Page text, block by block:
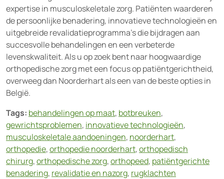
expertise in musculoskeletale zorg. Patiënten waarderen
de persoonlijke benadering, innovatieve technologieën en
uitgebreide revalidatieprogramma’s die bijdragen aan
succesvolle behandelingen en een verbeterde
levenskwaliteit. Als u op zoek bent naar hoogwaardige
orthopedische zorg met een focus op patiëntgerichtheid,
overweeg dan Noorderhart als een van de beste opties in
België.
Tags: behandelingen op maat, botbreuken,
gewrichtsproblemen, innovatieve technologieën,
musculoskeletale aandoeningen, noorderhart,
orthopedie,orthopedie noorderhart,orthopedisch
chirurg,orthopedische zorg,orthopeed, patiëntgerichte
benadering, revalidatie en nazorg, rugklachten